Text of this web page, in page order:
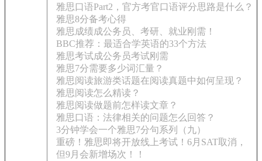
雅思口语Part2，官方考官口语评分思路是什么？
雅思8分备考心得
雅思成绩成公务员、考研、就业刚需！
BBC推荐：最适合学英语的33个方法
雅思考试成公务员考试刚需
雅思7分需要多少词汇量？
雅思阅读旅游类话题在阅读真题中如何呈现？
雅思阅读怎么精读？
雅思阅读做题前怎样读文章？
雅思口语：法律相关的问题怎么回答？
3分钟学会一个雅思7分句系列（九）
重磅！雅思即将开放线上考试！6月SAT取消，
但9月会新增场次！！